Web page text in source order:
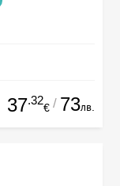
37.32
€ / 73лв.